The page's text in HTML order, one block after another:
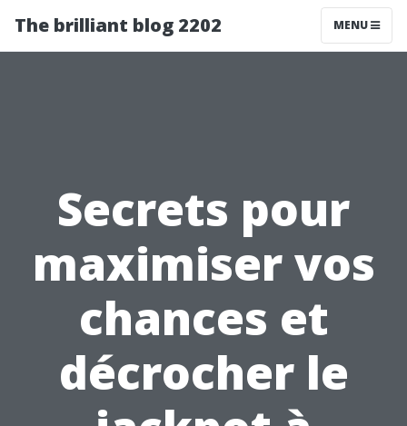
The brilliant blog 2202 MENU
Secrets pour
maximiser vos
chances et
décrocher le